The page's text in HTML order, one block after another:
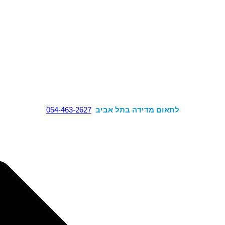
לתאום מדידה בתל אביב 054-463-2627